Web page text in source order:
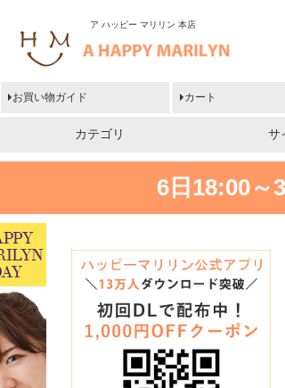
ア ハッピー マリリン 本店
お買い物ガイド カート
カテゴリ サ
6日18:00～